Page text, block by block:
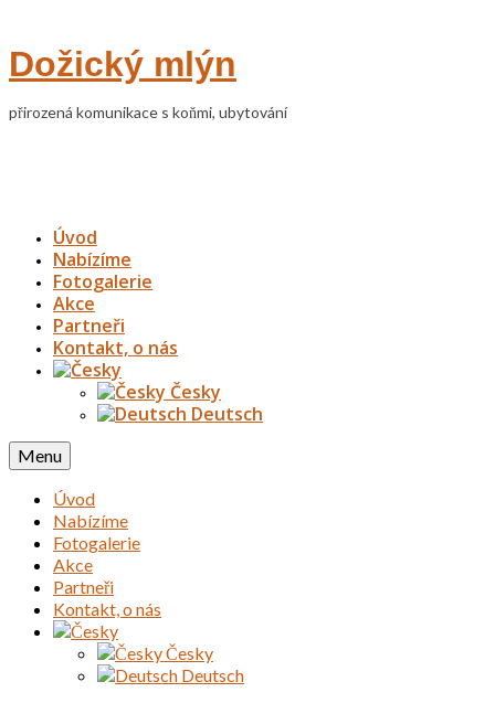
Dožický mlýn
přirozená komunikace s koňmi, ubytování
Úvod
Nabízíme
Fotogalerie
Akce
Partneři
Kontakt, o nás
Česky
Deutsch
Menu
Úvod
Nabízíme
Fotogalerie
Akce
Partneři
Kontakt, o nás
Česky
Deutsch